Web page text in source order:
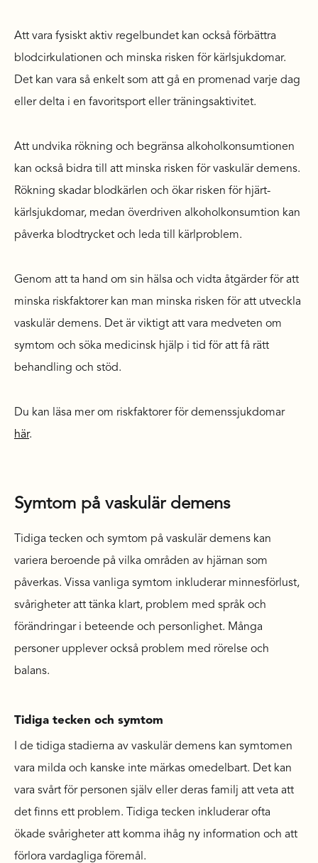
Att vara fysiskt aktiv regelbundet kan också förbättra
blodcirkulationen och minska risken för kärlsjukdomar.
Det kan vara så enkelt som att gå en promenad varje dag
eller delta i en favoritsport eller träningsaktivitet.
Att undvika rökning och begränsa alkoholkonsumtionen
kan också bidra till att minska risken för vaskulär demens.
Rökning skadar blodkärlen och ökar risken för hjärt-
kärlsjukdomar, medan överdriven alkoholkonsumtion kan
påverka blodtrycket och leda till kärlproblem.
Genom att ta hand om sin hälsa och vidta åtgärder för att
minska riskfaktorer kan man minska risken för att utveckla
vaskulär demens. Det är viktigt att vara medveten om
symtom och söka medicinsk hjälp i tid för att få rätt
behandling och stöd.
Du kan läsa mer om riskfaktorer för demenssjukdomar
här.
Symtom på vaskulär demens
Tidiga tecken och symtom på vaskulär demens kan
variera beroende på vilka områden av hjärnan som
påverkas. Vissa vanliga symtom inkluderar minnesförlust,
svårigheter att tänka klart, problem med språk och
förändringar i beteende och personlighet. Många
personer upplever också problem med rörelse och
balans.
Tidiga tecken och symtom
I de tidiga stadierna av vaskulär demens kan symtomen
vara milda och kanske inte märkas omedelbart. Det kan
vara svårt för personen själv eller deras familj att veta att
det finns ett problem. Tidiga tecken inkluderar ofta
ökade svårigheter att komma ihåg ny information och att
förlora vardagliga föremål.